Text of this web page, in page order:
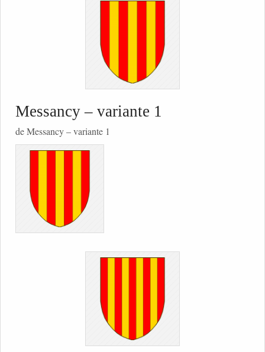
Messancy – variante 1
de Messancy – variante 1